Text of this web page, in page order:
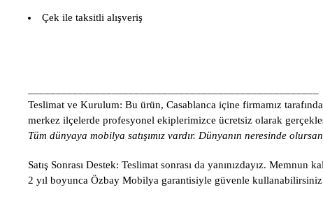
Çek ile taksitli alışveriş
Teslimat ve Kurulum: Bu ürün, Casablanca içine firmamız
merkez ilçelerde profesyonel ekiplerimizce ücretsiz olarak
Tüm dünyaya mobilya satışımız vardır. Dünyanın neresinde
Satış Sonrası Destek: Teslimat sonrası da yanınızdayız. Memnun
2 yıl boyunca Özbay Mobilya garantisiyle güvenle